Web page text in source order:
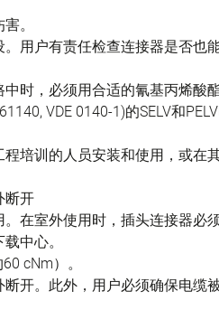
。
用户有责任检查连接器是否也
时，必须用合适的氰基丙烯酸
VDE 0140-1)的SELV和
培训的人员安装和使用，或在
断开
在室外使用时，插头连接器必
中心。
cNm）。
开。此外，用户必须确保电缆